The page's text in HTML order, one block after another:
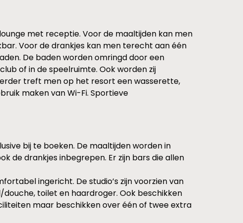
met receptie. Voor de maaltijden kan men
Voor de drankjes kan men terecht aan één
De baden worden omringd door een
of in de speelruimte. Ook worden zij
treft men op het resort een wasserette,
maken van Wi-Fi. Sportieve
bij te boeken. De maaltijden worden in
de drankjes inbegrepen. Er zijn bars die allen
ingericht. De studio’s zijn voorzien van
toilet en haardroger. Ook beschikken
maar beschikken over één of twee extra